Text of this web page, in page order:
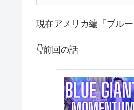
現在アメリカ編「ブル
👇前回の話